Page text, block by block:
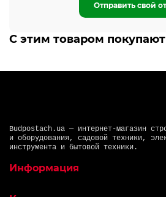
Отправить свой
С этим товаром покупают
Budpostach.ua — интернет-магазин
и оборудования, садовой техники,
инструмента и бытовой техники.
Информация